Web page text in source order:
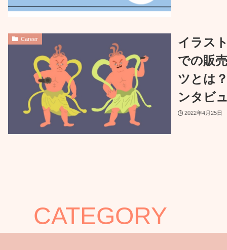
Career
イラス
での販
ツとは
ンタビ
2022年4月25日
CATEGORY